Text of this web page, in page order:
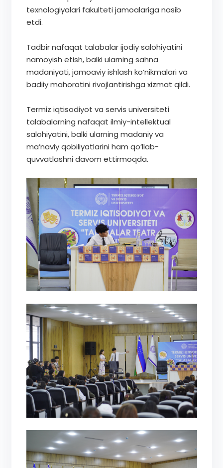
texnologiyalari fakulteti jamoalariga nasib
etdi.
Tadbir nafaqat talabalar ijodiy salohiyatini
namoyish etish, balki ularning sahna
madaniyati, jamoaviy ishlash ko‘nikmalari va
badiiy mahoratini rivojlantirishga xizmat qildi.
Termiz iqtisodiyot va servis universiteti
talabalarning nafaqat ilmiy-intellektual
salohiyatini, balki ularning madaniy va
ma’naviy qobiliyatlarini ham qo‘llab-
quvvatlashni davom ettirmoqda.